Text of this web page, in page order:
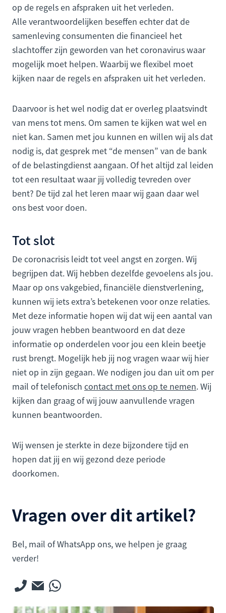
op de regels en afspraken uit het verleden.
Alle verantwoordelijken beseffen echter dat de
samenleving consumenten die financieel het
slachtoffer zijn geworden van het coronavirus waar
mogelijk moet helpen. Waarbij we flexibel moet
kijken naar de regels en afspraken uit het verleden.
Daarvoor is het wel nodig dat er overleg plaatsvindt
van mens tot mens. Om samen te kijken wat wel en
niet kan. Samen met jou kunnen en willen wij als dat
nodig is, dat gesprek met “de mensen” van de bank
of de belastingdienst aangaan. Of het altijd zal leiden
tot een resultaat waar jij volledig tevreden over
bent? De tijd zal het leren maar wij gaan daar wel
ons best voor doen.
Tot slot
De coronacrisis leidt tot veel angst en zorgen. Wij
begrijpen dat. Wij hebben dezelfde gevoelens als jou.
Maar op ons vakgebied, financiële dienstverlening,
kunnen wij iets extra’s betekenen voor onze relaties.
Met deze informatie hopen wij dat wij een aantal van
jouw vragen hebben beantwoord en dat deze
informatie op onderdelen voor jou een klein beetje
rust brengt. Mogelijk heb jij nog vragen waar wij hier
niet op in zijn gegaan. We nodigen jou dan uit om per
mail of telefonisch contact met ons op te nemen. Wij
kijken dan graag of wij jouw aanvullende vragen
kunnen beantwoorden.
Wij wensen je sterkte in deze bijzondere tijd en
hopen dat jij en wij gezond deze periode
doorkomen.
Vragen over dit artikel?
Bel, mail of WhatsApp ons, we helpen je graag
verder!